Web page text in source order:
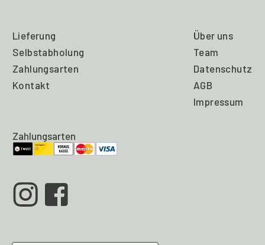
Lieferung
Selbstabholung
Zahlungsarten
Kontakt
Über uns
Team
Datenschutz
AGB
Impressum
Zahlungsarten